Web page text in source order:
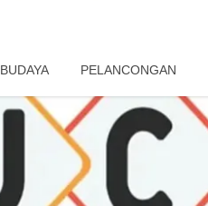
BUDAYA PELANCONGAN